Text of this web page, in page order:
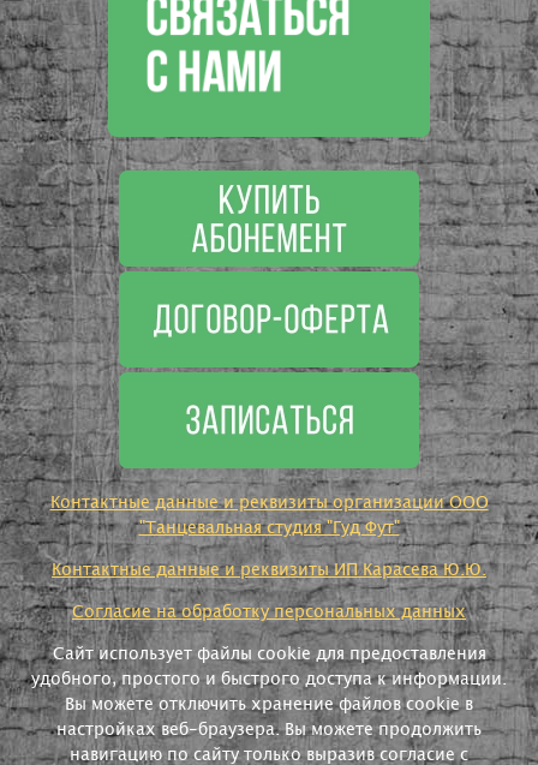
Контактные данные и реквизиты организации ООО
"Танцевальная студия "Гуд Фут"
Контактные данные и реквизиты ИП Карасева Ю.Ю.
Согласие на обработку персональных данных
Сайт использует файлы cookie для предоставления
удобного, простого и быстрого доступа к информации.
Вы можете отключить хранение файлов cookie в
настройках веб-браузера. Вы можете продолжить
навигацию по сайту только выразив согласие с